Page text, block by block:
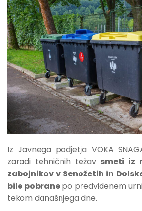
Iz Javnega podjetja VOKA
zaradi tehničnih težav smeti iz
zabojnikov v Senožetih in
bile pobranepo predvidenem
tekom današnjega dne.